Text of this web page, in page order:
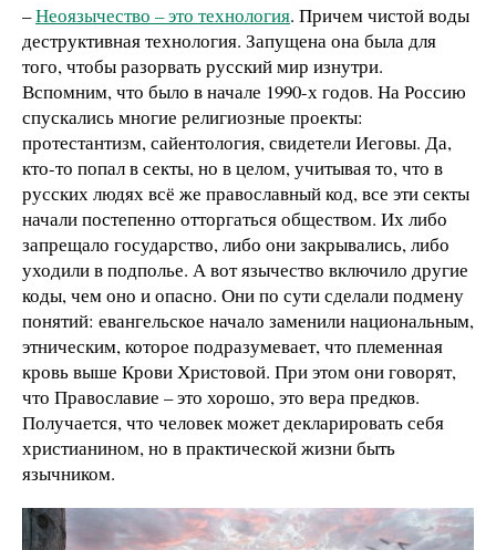
–Неоязычество – это технология. Причем чистой воды
деструктивная технология. Запущена она была для
того, чтобы разорвать русский мир изнутри.
Вспомним, что было в начале 1990-х годов. На Россию
спускались многие религиозные проекты:
протестантизм, сайентология, свидетели Иеговы. Да,
кто-то попал в секты, но в целом, учитывая то, что в
русских людях всё же православный код, все эти секты
начали постепенно отторгаться обществом. Их либо
запрещало государство, либо они закрывались, либо
уходили в подполье. А вот язычество включило другие
коды, чем оно и опасно. Они по сути сделали подмену
понятий: евангельское начало заменили национальным,
этническим, которое подразумевает, что племенная
кровь выше Крови Христовой. При этом они говорят,
что Православие – это хорошо, это вера предков.
Получается, что человек может декларировать себя
христианином, но в практической жизни быть
язычником.